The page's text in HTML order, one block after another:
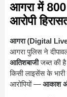
आगरा में 800
आरोपी
आगरा (Digital
आगरा पुलिस ने
आतिशबाजीजब्त की
किसी लाइसेंस के भारी
आरोपियों — आकाश